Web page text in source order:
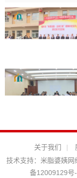
关于我们 |
技术支持： 米脂婆姨网
备12009129号-